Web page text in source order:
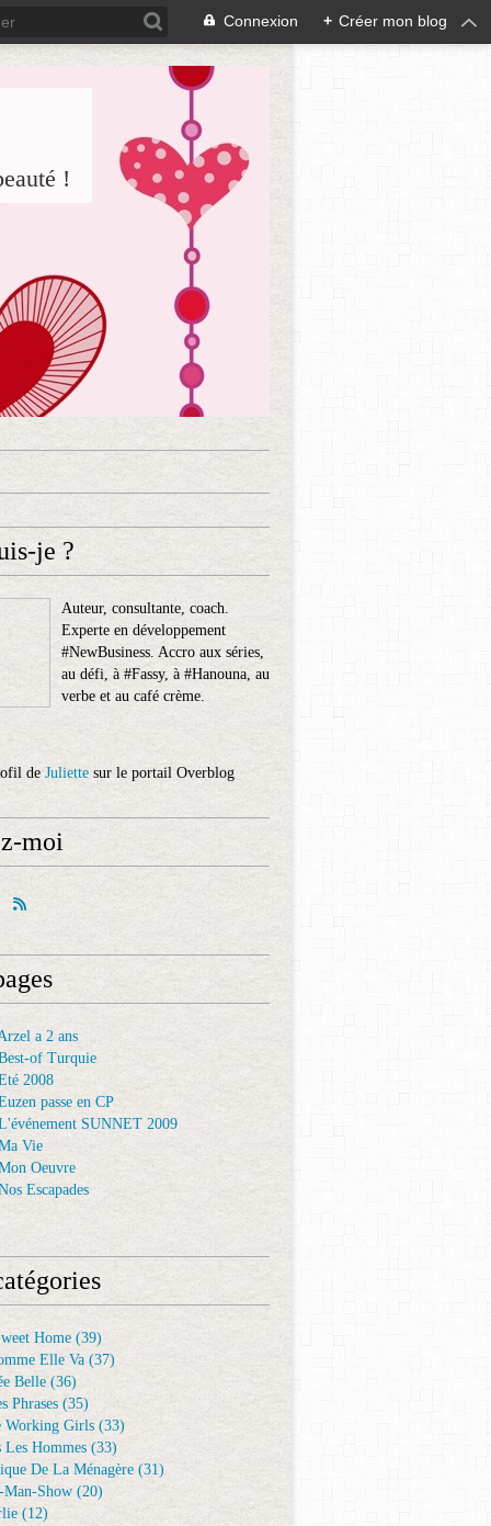
Connexion + Créer mon blog
!
je ?
Auteur, consultante, coach.
Experte en développement
#NewBusiness. Accro aux séries,
au défi, à #Fassy, à #Hanouna, au
verbe et au café crème.
deJuliette sur le portail Overblog
moi
a 2 ans
of Turquie
2008
passe en CP
SUNNET 2009
Vie
Oeuvre
Escapades
Home (39)
Elle Va (37)
Belle (36)
Phrases (35)
Working Girls (33)
Les Hommes (33)
De La Ménagère (31)
Man-Show (20)
(12)